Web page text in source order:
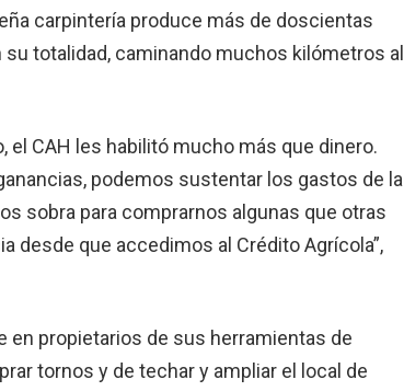
carpintería produce más de doscientas
totalidad, caminando muchos kilómetros al
el CAH les habilitó mucho más que dinero.
podemos sustentar los gastos de la
sobra para comprarnos algunas que otras
desde que accedimos al Crédito Agrícola”,
propietarios de sus herramientas de
tornos y de techar y ampliar el local de